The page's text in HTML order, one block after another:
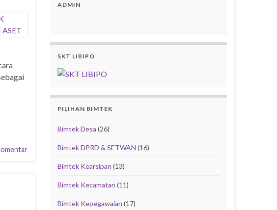
ADMIN
SKT LIBIPO
PILIHAN BIMTEK
Bimtek Desa (26)
Bimtek DPRD & SETWAN (16)
Bimtek Kearsipan (13)
Bimtek Kecamatan (11)
Bimtek Kepegawaian (17)